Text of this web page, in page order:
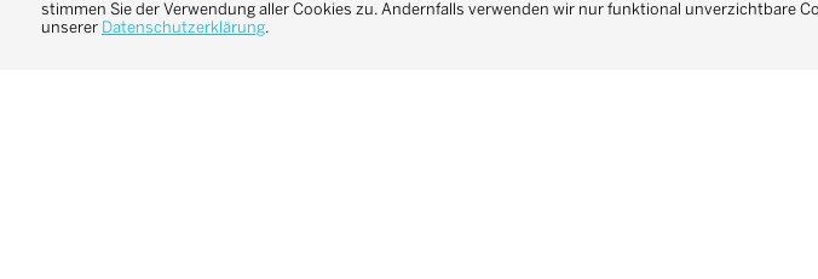
stimmen Sie der Verwendung aller Cookies zu. Andernfalls verwenden wir nur funktional unverzichtbare
unserer Datenschutzerklärung.